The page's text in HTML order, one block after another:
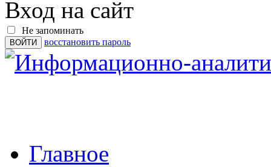
Вход на сайт
Не запоминать
восстановить пароль
Главное